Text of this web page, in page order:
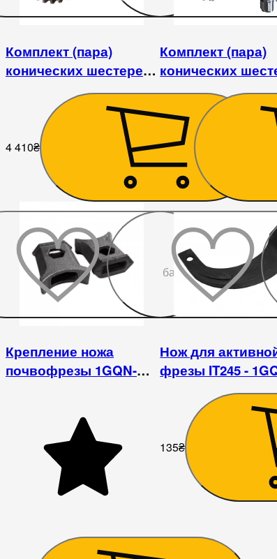
Комплект (пара)
конических шестерен
1GQN-125/140/150
4 410₴
Комплект (пара)
конических
1GQN
3 780 ₴
До
бажаного
Крепление ножа
почвофрезы 1GQN-
Нож для
фрезы IT245 -
135₴